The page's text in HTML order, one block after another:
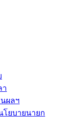
า
ผลฯ
โยบายนายก